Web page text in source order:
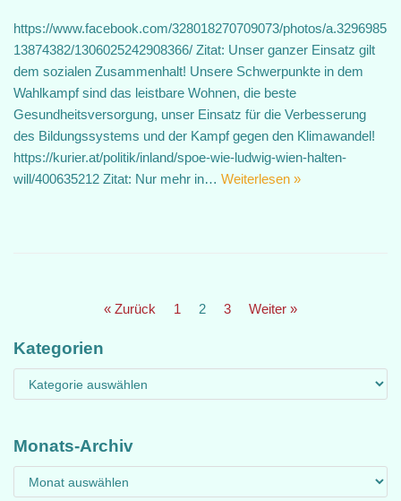
https://www.facebook.com/328018270709073/photos/a.3296985
13874382/1306025242908366/ Zitat: Unser ganzer Einsatz gilt
dem sozialen Zusammenhalt! Unsere Schwerpunkte in dem
Wahlkampf sind das leistbare Wohnen, die beste
Gesundheitsversorgung, unser Einsatz für die Verbesserung
des Bildungssystems und der Kampf gegen den Klimawandel!
https://kurier.at/politik/inland/spoe-wie-ludwig-wien-halten-
will/400635212 Zitat: Nur mehr in… Weiterlesen »
« Zurück 1 2 3 Weiter »
Kategorien
Monats-Archiv